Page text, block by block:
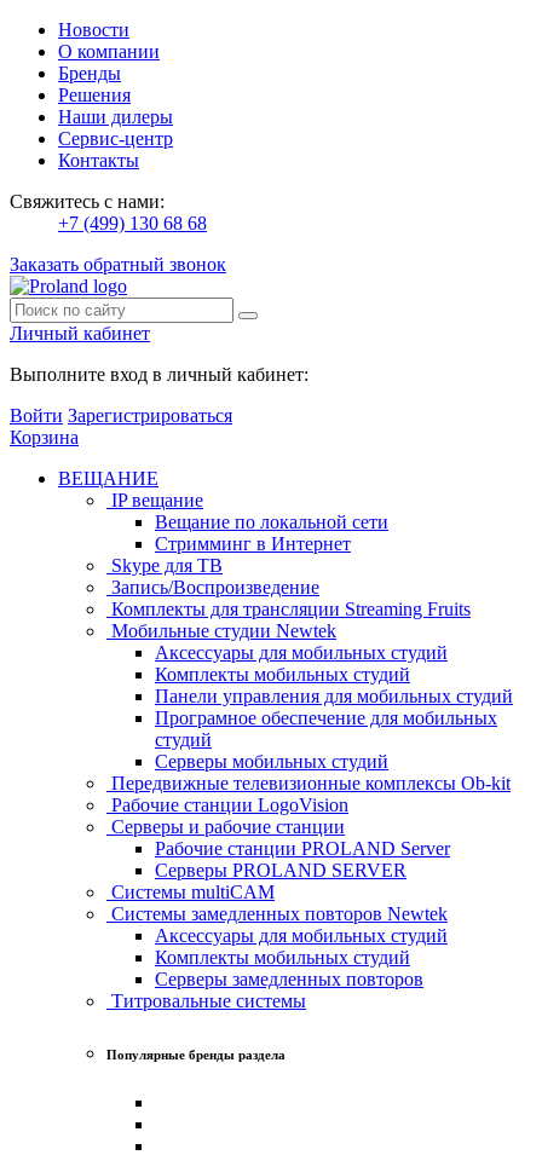
Новости
О компании
Бренды
Решения
Наши дилеры
Сервис-центр
Контакты
Свяжитесь с нами:
+7 (499) 130 68 68
Заказать обратный звонок
Личный кабинет
Выполните вход в личный кабинет:
Войти Зарегистрироваться
Корзина
ВЕЩАНИЕ
IP вещание
Вещание по локальной сети
Стримминг в Интернет
Skype для ТВ
Запись/Воспроизведение
Комплекты для трансляции Streaming Fruits
Мобильные студии Newtek
Аксессуары для мобильных студий
Комплекты мобильных студий
Панели управления для мобильных студий
Програмное обеспечение для мобильных
студий
Серверы мобильных студий
Передвижные телевизионные комплексы Ob-kit
Рабочие станции LogoVision
Серверы и рабочие станции
Рабочие станции PROLAND Server
Серверы PROLAND SERVER
Системы multiCAM
Системы замедленных повторов Newtek
Аксессуары для мобильных студий
Комплекты мобильных студий
Серверы замедленных повторов
Титровальные системы
Популярные бренды раздела